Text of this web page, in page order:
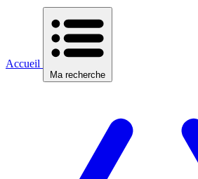
Accueil
Ma recherche